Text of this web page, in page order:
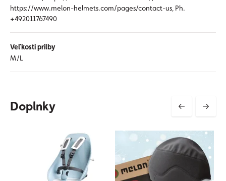
https://www.melon-helmets.com/pages/contact-us, Ph.
+492011767490
Veľkosti prilby
M/L
Doplnky